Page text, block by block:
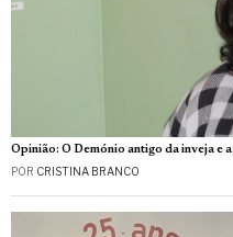
Opinião: O Demónio antigo da inveja e
POR CRISTINA BRANCO